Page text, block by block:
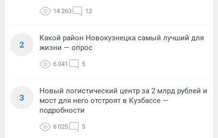
14 263 12
2
Какой район Новокузнецка самый лучший для
жизни — опрос
6 041 5
3
Новый логистический центр за 2 млрд рублей и
мост для него отстроят в Кузбассе —
подробности
6 025 5